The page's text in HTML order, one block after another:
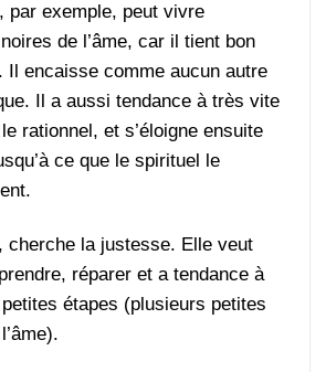
, par exemple, peut vivre
de l’âme, car il tient bon
Il encaisse comme aucun autre
Il a aussi tendance à très vite
rationnel, et s’éloigne ensuite
ce que le spirituel le
cherche la justesse. Elle veut
réparer et a tendance à
étapes (plusieurs petites